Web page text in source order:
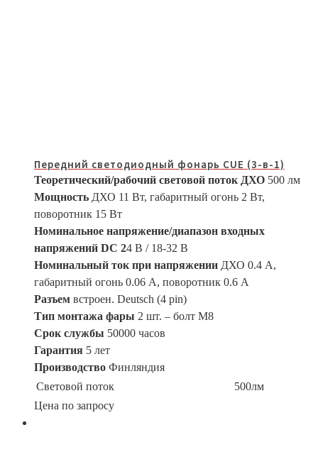
Передний светодиодный фонарь CUE (3-в-1)
Теоретический/рабочий световой поток ДХО 500 лм
Мощность ДХО 11 Вт, габаритный огонь 2 Вт,
поворотник 15 Вт
Номинальное напряжение/диапазон входных
напряжений DC 24 В / 18-32 В
Номинальный ток при напряжении ДХО 0.4 А,
габаритный огонь 0.06 А, поворотник 0.6 А
Разъем встроен. Deutsch (4 pin)
Тип монтажа фары 2 шт. – болт М8
Срок службы 50000 часов
Гарантия 5 лет
Производство Финляндия
Световой поток
500лм
Цена по запросу